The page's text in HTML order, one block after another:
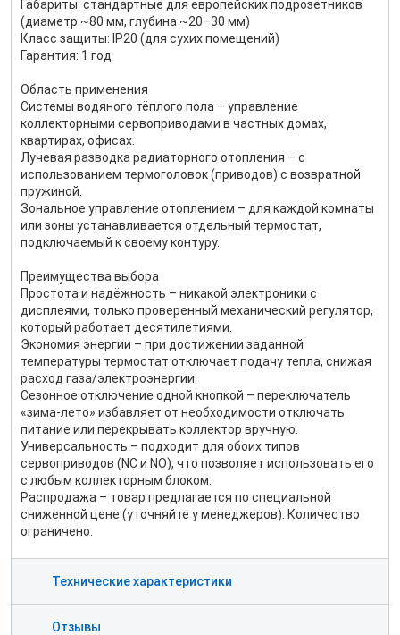
Габариты: стандартные для европейских подрозетников
(диаметр ~80 мм, глубина ~20–30 мм)
Класс защиты: IP20 (для сухих помещений)
Гарантия: 1 год
Область применения
Системы водяного тёплого пола – управление
коллекторными сервоприводами в частных домах,
квартирах, офисах.
Лучевая разводка радиаторного отопления – с
использованием термоголовок (приводов) с возвратной
пружиной.
Зональное управление отоплением – для каждой комнаты
или зоны устанавливается отдельный термостат,
подключаемый к своему контуру.
Преимущества выбора
Простота и надёжность – никакой электроники с
дисплеями, только проверенный механический регулятор,
который работает десятилетиями.
Экономия энергии – при достижении заданной
температуры термостат отключает подачу тепла, снижая
расход газа/электроэнергии.
Сезонное отключение одной кнопкой – переключатель
«зима‑лето» избавляет от необходимости отключать
питание или перекрывать коллектор вручную.
Универсальность – подходит для обоих типов
сервоприводов (NC и NO), что позволяет использовать его
с любым коллекторным блоком.
Распродажа – товар предлагается по специальной
сниженной цене (уточняйте у менеджеров). Количество
ограничено.
Технические характеристики
Отзывы